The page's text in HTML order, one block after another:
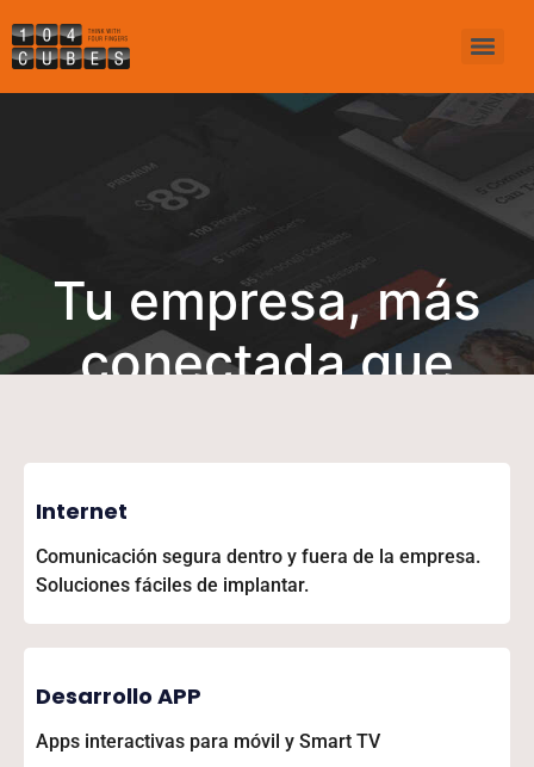
Tu empresa, más
conectada que
Internet
Comunicación segura dentro y fuera de la empresa.
Soluciones fáciles de implantar.
Desarrollo APP
Apps interactivas para móvil y Smart TV